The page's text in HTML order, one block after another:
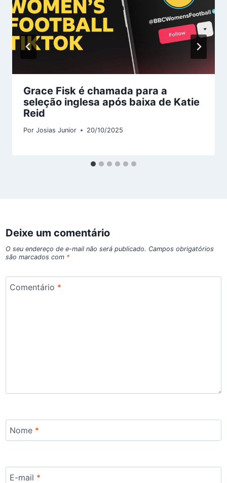
Grace Fisk é chamada para a
seleção inglesa após baixa de Katie
Reid
Por Josias Junior 20/10/2025
Deixe um comentário
O seu endereço de e-mail não será publicado. Campos obrigatórios
são marcados com *
Comentário *
Nome *
E-mail *